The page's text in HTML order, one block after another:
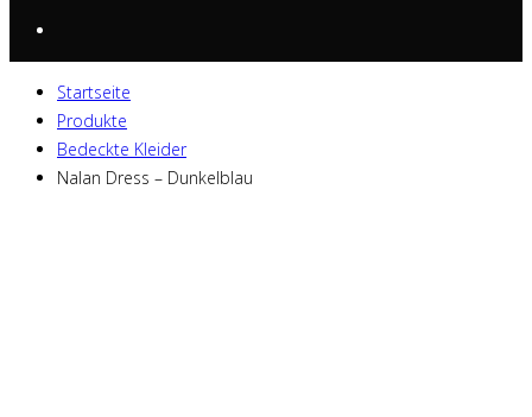
Startseite
Produkte
Bedeckte Kleider
Nalan Dress – Dunkelblau